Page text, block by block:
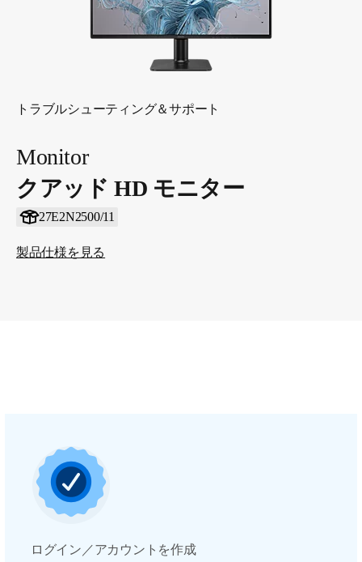
トラブルシューティング＆サポート
Monitor
クアッド HD モニター
27E2N2500/11
製品仕様を見る
ログイン／アカウントを作成